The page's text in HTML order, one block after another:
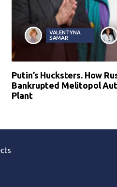
VALENTYNA
SAMAR
Putin’s Hucksters. How
Bankrupted Melitopol
Plant